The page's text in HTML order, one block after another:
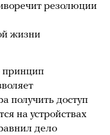
резолюции
жизни
принцип
получить доступ
на устройствах
дело